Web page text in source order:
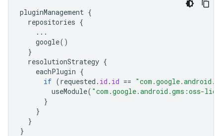
pluginManagement {
repositories {
...
google()
}
resolutionStrategy {
eachPlugin {
if (requested . id . id ==
useModule( "com.google.android.gms:oss-
}
}
}
}